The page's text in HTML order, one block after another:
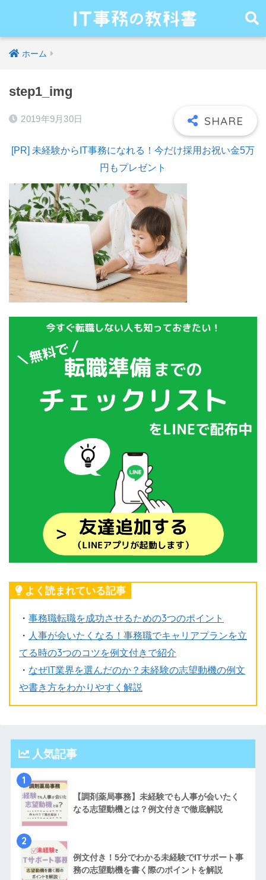
ホーム
step1_img
2019年9月30日
[PR] 未経験からIT事務になれる！今だけ採用お祝い金5万
円もプレゼント
よく読まれている記事
・ 事務職転職を成功させるための3つのポイント
・ 人事が会いたくなる！事務職でキャリアプランを立
てる時の3つのコツを例文付きで紹介
・ なぜIT業界を選んだのか？未経験の志望動機の例文
や書き方をわかりやすく解説
人気記事
1
【調剤薬局事務】未経験でも人事が会いたく
なる志望動機とは？例文付きで徹底解説
2
例文付き！5分でわかる未経験でITサポート事
務の志望動機を書く際のポイントを解説